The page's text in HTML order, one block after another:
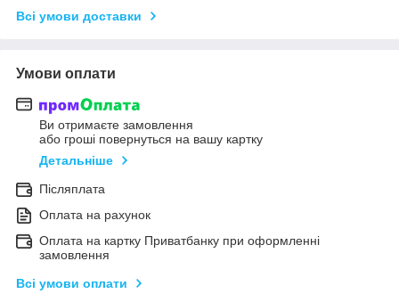
Всі умови доставки
Умови оплати
Ви отримаєте замовлення
або гроші повернуться на вашу картку
Детальніше
Післяплата
Оплата на рахунок
Оплата на картку Приватбанку при оформленні
замовлення
Всі умови оплати